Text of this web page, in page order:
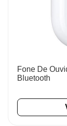
Fone De
Bluetooth